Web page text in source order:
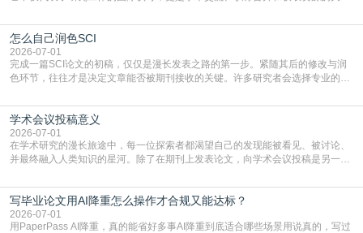
战与困惑。从选题立意到投稿回应，每一步都需要精心的策略与扎实的工作。本
篇AEIC学术交流中心小编就为大家介绍“发SCI文章”。一、精准定位是成功的第
一步发表SCI文章，首要解决的问题是“投
怎么自己润色SCI
2026-07-01
完成一篇SCI论文的初稿，仅仅是漫长发表之路的第一步。紧随其后的修改与润
色环节，往往才是决定文章能否被期刊接收的关键。许多研究者会选择专业的语
质量，更能在此过程中深化对学术写作的理解。如何系统、高效地打磨自己的论
文，使其在语言和学术表达上更符合国际期刊的要求，是每位研究者值得投入学
习的技能。本篇AEIC学术交流中心小编就为大家介
学术会议投稿意义
2026-07-01
在学术研究的漫长旅途中，每一位探索者都渴望自己的发现能被看见、被讨论、
并最终融入人类知识的星河。除了在期刊上发表论文，向学术会议投稿是另一个
广阔学术天地的大门，连接着个体研究与社会网络。本篇AEIC学术交流中心小编
就为大家介绍“学术会议投稿意义”。一、加速研究成果的传播与反馈学术会议通
常具有周期短、时效性强的特点。相比期刊漫长的
写毕业论文用AI降重怎么操作才合规又能达标？
2026-07-01
用PaperPass AI降重，真的能省好多事AI降重到底适合哪些场景用说真的，写过